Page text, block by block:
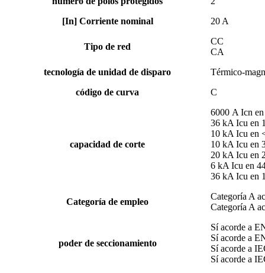
[In] Corriente nominal
20 A
Tipo de red
CC
CA
tecnología de unidad de disparo
Térmico-
código de curva
C
capacidad de corte
6000 A Icn
36 kA Icu en
10 kA Icu en
10 kA Icu en
20 kA Icu en
6 kA Icu en
36 kA Icu en
Categoría de empleo
Categoría A
Categoría A
poder de seccionamiento
Sí acorde a
Sí acorde a
Sí acorde a
Sí acorde a